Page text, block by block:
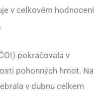
v celkovém hodnocení
pokračovala v
pohonných hmot. Na
v dubnu celkem